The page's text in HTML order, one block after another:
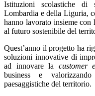
Istituzioni scolastiche di
Lombardia e della Liguria,
hanno lavorato insieme con
al futuro sostenibile del
Quest’anno il progetto ha
soluzioni innovative di
ad innovare la customer
business e
paesaggistiche del territorio.